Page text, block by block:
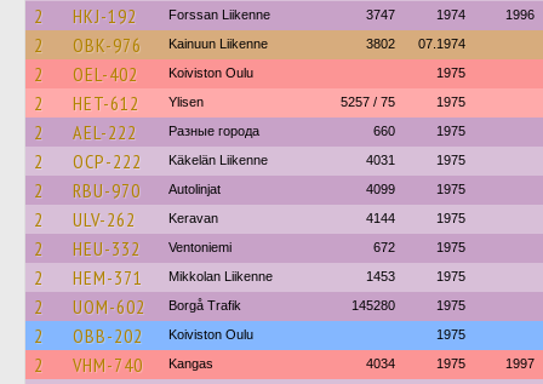
2 HKJ-192 Forssan Liikenne 3747 1974 1996
2 OBK-976 Kainuun Liikenne 3802 07.1974
2 OEL-402 Koiviston Oulu 1975
2 HET-612 Ylisen 5257 / 75 1975
2 AEL-222 Разные города 660 1975
2 OCP-222 Käkelän Liikenne 4031 1975
2 RBU-970 Autolinjat 4099 1975
2 ULV-262 Keravan 4144 1975
2 HEU-332 Ventoniemi 672 1975
2 HEM-371 Mikkolan Liikenne 1453 1975
2 UOM-602 Borgå Trafik 145280 1975
2 OBB-202 Koiviston Oulu 1975
2 VHM-740 Kangas 4034 1975 1997